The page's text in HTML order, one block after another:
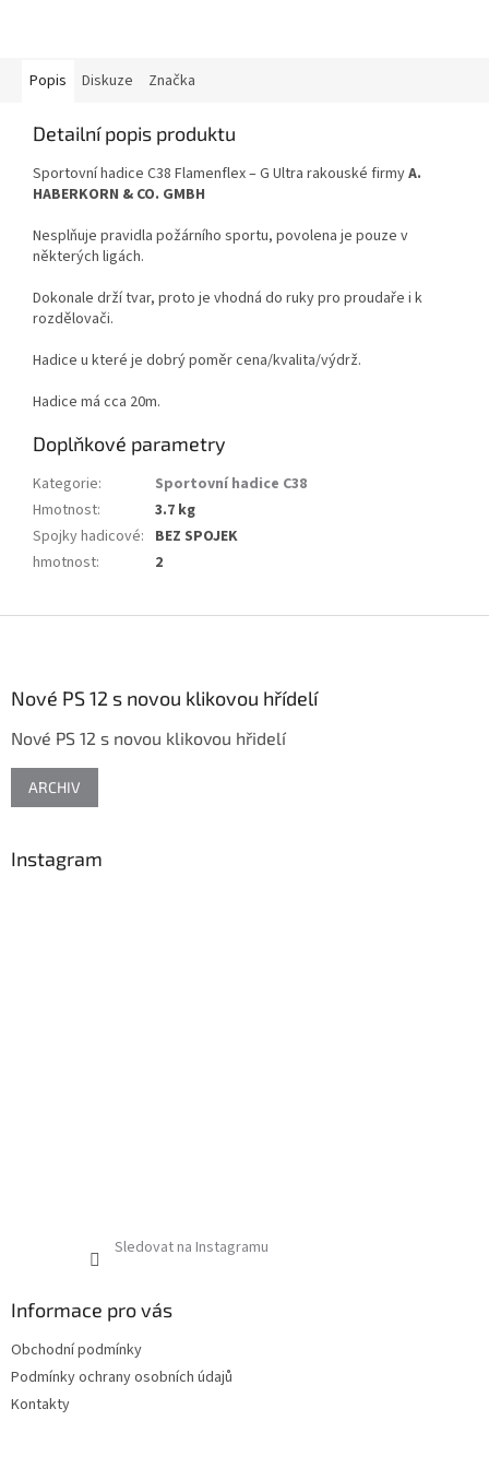
Popis Diskuze Značka
Detailní popis produktu
Sportovní hadice C38 Flamenflex – G Ultra rakouské firmyA.
HABERKORN & CO. GMBH
Nesplňuje pravidla požárního sportu, povolena je pouze v
některých ligách.
Dokonale drží tvar, proto je vhodná do ruky pro proudaře i k
rozdělovači.
Hadice u které je dobrý poměr cena/kvalita/výdrž.
Hadice má cca 20m.
Doplňkové parametry
Kategorie:
Sportovní hadice C38
Hmotnost:
3.7 kg
Spojky hadicové: BEZ SPOJEK
hmotnost: 2
Nové PS 12 s novou klikovou hřídelí
Nové PS 12 s novou klikovou hřidelí
ARCHIV
Instagram
Sledovat na Instagramu
Informace pro vás
Obchodní podmínky
Podmínky ochrany osobních údajů
Kontakty